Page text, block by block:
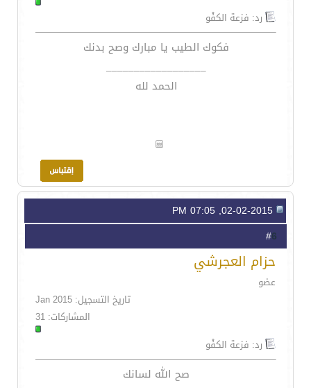
رد: فزعة الكفْو
فكوك الطيب يا مبارك وصح بدنك
__________________
الحمد لله
6
حزام العجرشي
عضو
تاريخ التسجيل: Jan 2015
المشاركات: 31
رد: فزعة الكفْو
صح الله لسانك